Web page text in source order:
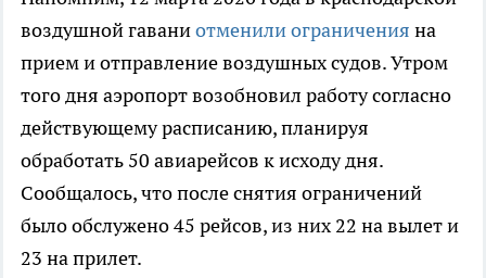
воздушной гаваниотменили ограничения на
прием и отправление воздушных судов. Утром
того дня аэропорт возобновил работу согласно
действующему расписанию, планируя
обработать 50 авиарейсов к исходу дня.
Сообщалось, что после снятия ограничений
было обслужено 45 рейсов, из них 22 на вылет и
23 на прилет.